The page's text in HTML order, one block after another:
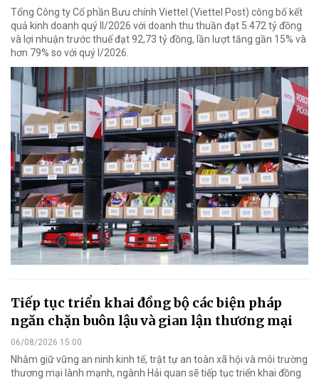
Tổng Công ty Cổ phần Bưu chính Viettel (Viettel Post) công bố kết
quả kinh doanh quý II/2026 với doanh thu thuần đạt 5.472 tỷ đồng
và lợi nhuận trước thuế đạt 92,73 tỷ đồng, lần lượt tăng gần 15% và
hơn 79% so với quý I/2026.
Tiếp tục triển khai đồng bộ các biện pháp
ngăn chặn buôn lậu và gian lận thương mại
06/08/2026 15:00
Nhằm giữ vững an ninh kinh tế, trật tự an toàn xã hội và môi trường
thương mại lành mạnh, ngành Hải quan sẽ tiếp tục triển khai đồng